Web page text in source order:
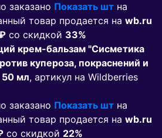
заказано Показать шт на
товар продается на wb.ru
co скидкой 33%
крем-бальзам "Сисметика
купероза, покраснений и
50 мл, артикул на Wildberries
заказано Показать шт на
товар продается на wb.ru
co скидкой 22%